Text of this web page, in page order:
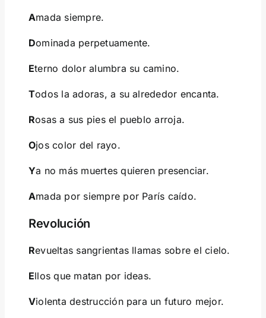
Amada siempre.
Dominada perpetuamente.
Eterno dolor alumbra su camino.
Todos la adoras, a su alrededor encanta.
Rosas a sus pies el pueblo arroja.
Ojos color del rayo.
Ya no más muertes quieren presenciar.
Amada por siempre por París caído.
Revolución
Revueltas sangrientas llamas sobre el cielo.
Ellos que matan por ideas.
Violenta destrucción para un futuro mejor.